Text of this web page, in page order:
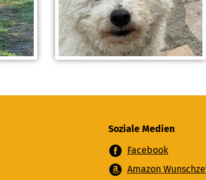
Soziale Medien
Facebook
Amazon